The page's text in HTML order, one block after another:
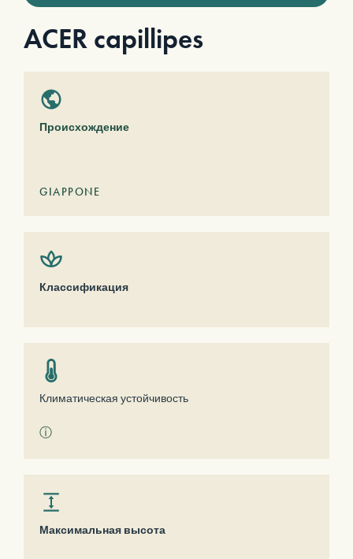
ACER capillipes
Происхождение
GIAPPONE
Классификация
Климатическая устойчивость
ⓘ
Максимальная высота